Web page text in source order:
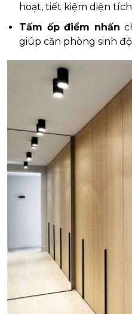
hoạt, tiết kiệm diện
Tấm ốp điểm nhấn
giúp căn phòng sinh